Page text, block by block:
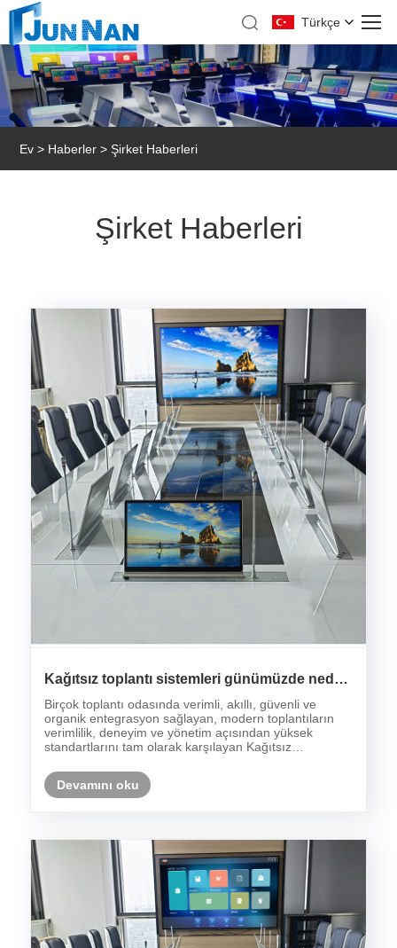
Türkçe
Ev > Haberler > Şirket Haberleri
Şirket Haberleri
Kağıtsız toplantı sistemleri günümüzde neden
giderek daha popüler hale geliyor?
Birçok toplantı odasında verimli, akıllı, güvenli ve
organik entegrasyon sağlayan, modern toplantıların
verimlilik, deneyim ve yönetim açısından yüksek
standartlarını tam olarak karşılayan Kağıtsız
masasını yeri doldurulamayacak en optimal çözüm
halin......
Devamını oku